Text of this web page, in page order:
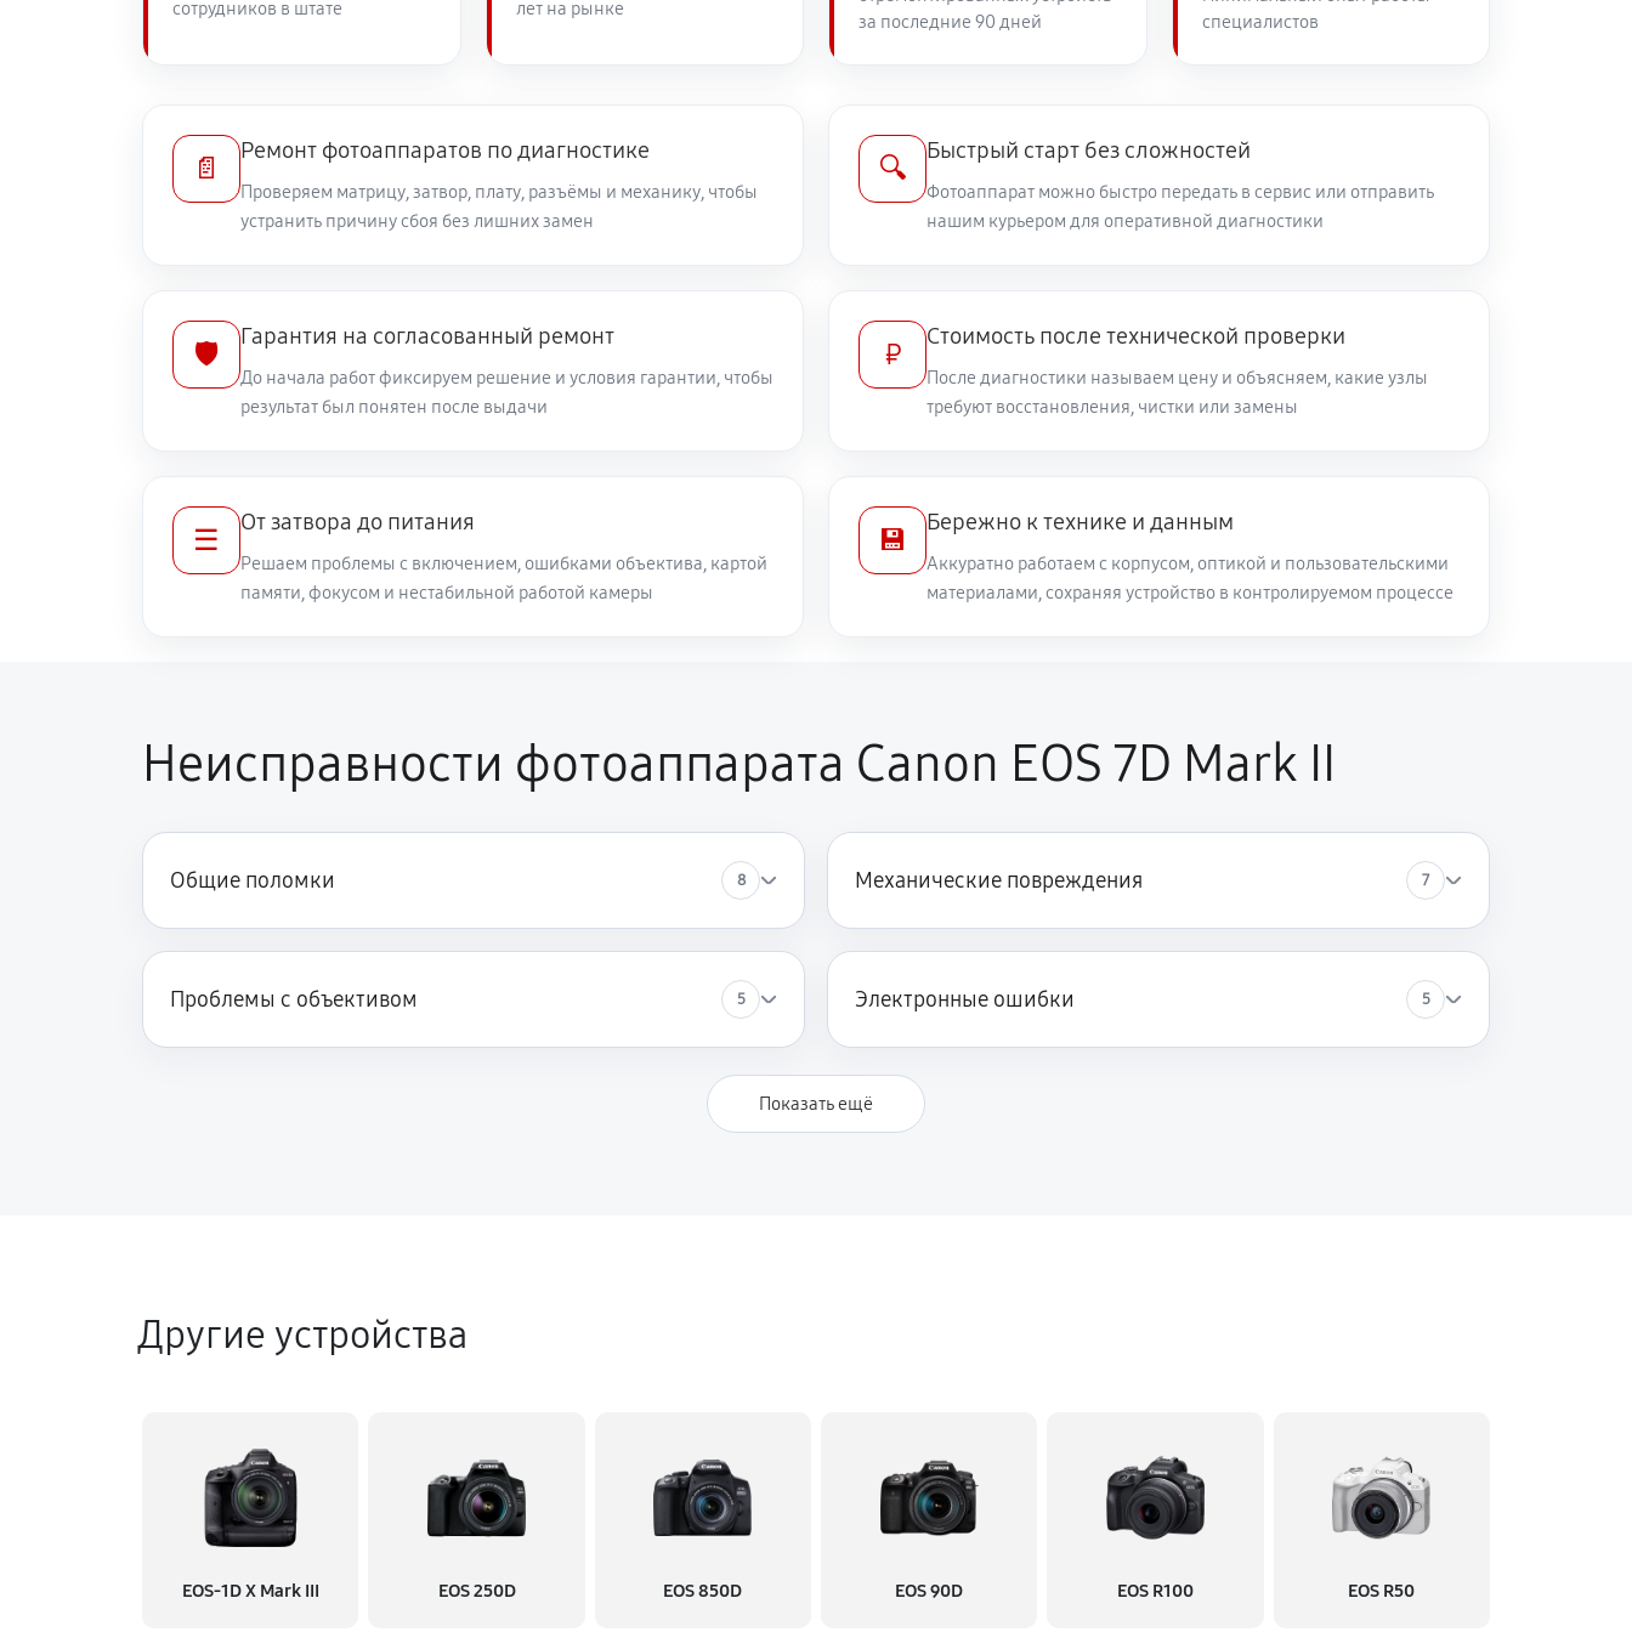
Замена линз фотоаппарата Canon EOS 7D Mark II 60 минут
Замена диска управления 2520 руб 60 минут
Замена вспышки фотоаппарата Canon EOS 7D Mark II 3660 руб 60 минут
Комплексная чистка фотоаппарата Canon EOS 7D Mark II 4200 руб 60 минут Заказать
сотрудников в штате лет на рынке
за последние 90 дней
специалистов
📄
Ремонт фотоаппаратов по диагностике
Проверяем матрицу, затвор, плату, разъёмы и механику, чтобы
устранить причину сбоя без лишних замен
🔍
Быстрый старт без сложностей
Фотоаппарат можно быстро передать в сервис или отправить
нашим курьером для оперативной диагностики
🛡️
Гарантия на согласованный ремонт
До начала работ фиксируем решение и условия гарантии, чтобы
результат был понятен после выдачи
₽
Стоимость после технической проверки
После диагностики называем цену и объясняем, какие узлы
требуют восстановления, чистки или замены
☰
От затвора до питания
Решаем проблемы с включением, ошибками объектива, картой
памяти, фокусом и нестабильной работой камеры
💾
Бережно к технике и данным
Аккуратно работаем с корпусом, оптикой и пользовательскими
материалами, сохраняя устройство в контролируемом процессе
Неисправности фотоаппарата Canon EOS 7D Mark II
Общие поломки 8 Механические повреждения 7
Проблемы с объективом 5 Электронные ошибки 5
Показать ещё
Другие устройства
EOS‑1D X Mark III EOS 250D EOS 850D EOS 90D EOS R100 EOS R50